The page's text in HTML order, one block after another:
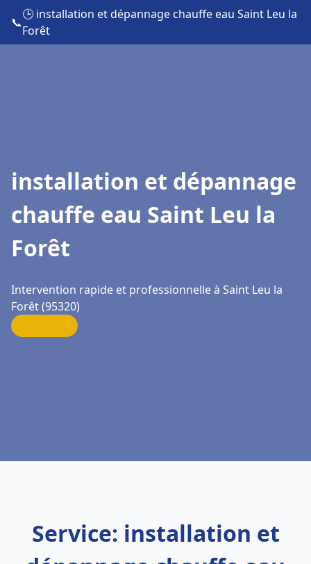
📞
🕒 installation et dépannage chauffe eau Saint Leu la
Forêt
installation et dépannage
chauffe eau Saint Leu la
Forêt
Intervention rapide et professionnelle à Saint Leu la
Forêt (95320)
Service: installation et